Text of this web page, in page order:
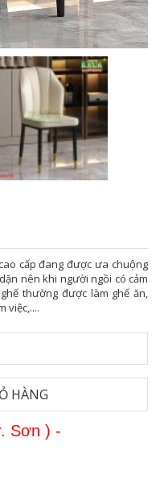
cấp đang được ưa chuộng
nên khi người ngồi có cảm
thường được làm ghế ăn,
việc,....
HÀNG
Sơn ) -